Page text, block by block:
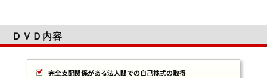
ＤＶＤ内容
完全支配関係がある法人間での自己株式の取得